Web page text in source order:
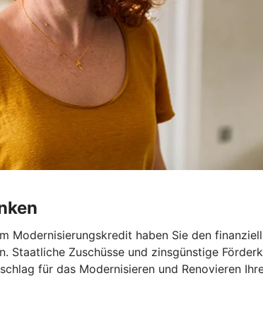
haben Sie den
Zuschüsse und zinsgünstige
für das Modernisieren und Renovieren